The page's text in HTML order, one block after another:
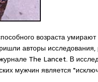
возраста
авторы исследования,
The Lancet. В
мужчин является